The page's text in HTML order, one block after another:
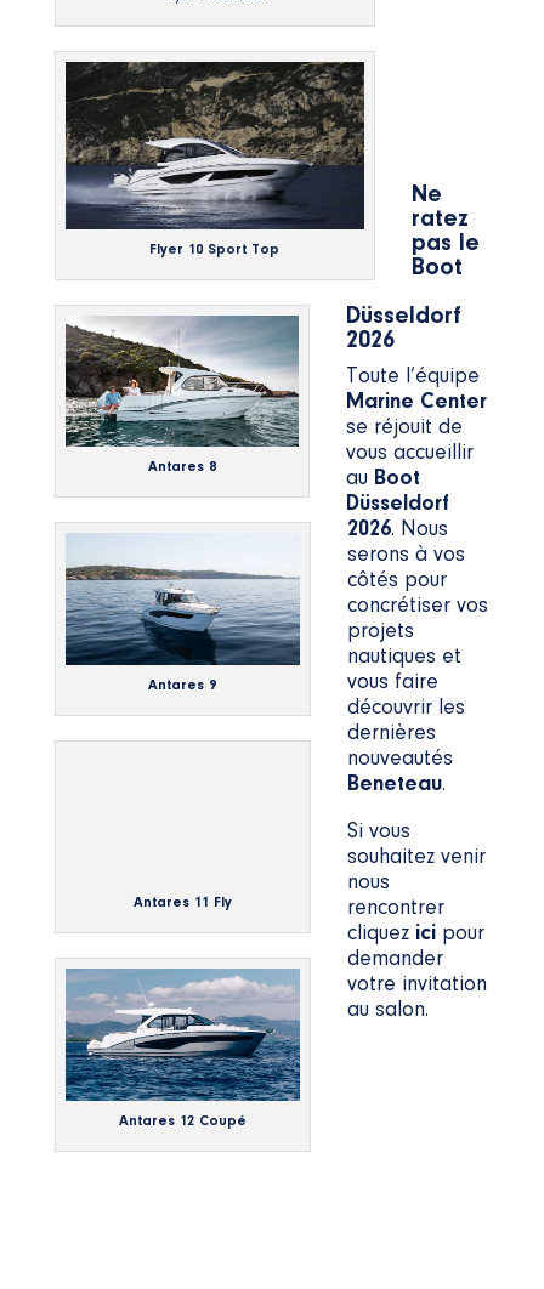
Flyer 10 Sport Top
Antares 8
Antares 9
Antares 11 Fly
Antares 12 Coupé
Ne
ratez
pas le
Boot
Düsseldorf
2026
Toute l’équipe
Marine Center
se réjouit de
vous accueillir
au Boot
Düsseldorf
2026. Nous
serons à vos
côtés pour
concrétiser vos
projets
nautiques et
vous faire
découvrir les
dernières
nouveautés
Beneteau.
Si vous
souhaitez venir
nous
rencontrer
cliquez icipour
demander
votre invitation
au salon.